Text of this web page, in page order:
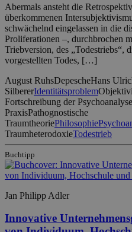
Abermals ansteht die
überkommenen
schwächelnd eingelassen in die
Proliferationen –, durchbrochen
Triebversion, des „Todestriebs“,
vorgestellten Todes, […]
August RuhsDepescheHans
SilbererIdentitätsproblem
Fortschreibung der Psychoanalyse
PraxisPathognostische
TraumtheoriePhilosophie
TraumheterodoxieTodestrieb
Buchtipp
Jan Philipp Adler
Innovative